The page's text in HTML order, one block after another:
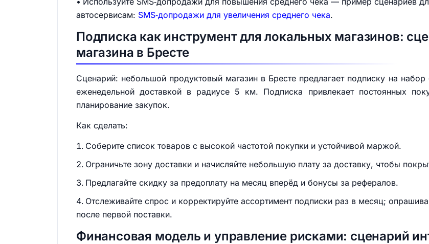
автосервисам: SMS‑допродажи для увеличения среднего чека.
Подписка как инструмент для локальных магазинов:
магазина в Бресте
Сценарий: небольшой продуктовый магазин в Бресте предлагает подписку на
еженедельной доставкой в радиусе 5 км. Подписка привлекает постоянных
планирование закупок.
Как сделать:
Соберите список товаров с высокой частотой покупки и устойчивой маржой.
Ограничьте зону доставки и начисляйте небольшую плату за доставку, чтобы
Предлагайте скидку за предоплату на месяц вперёд и бонусы за рефералов.
Отслеживайте спрос и корректируйте ассортимент подписки раз в месяц;
после первой поставки.
Финансовая модель и управление рисками: сценарий